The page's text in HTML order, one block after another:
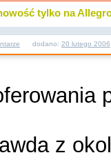
z
tylko na
dodano: 20 lutego 2006